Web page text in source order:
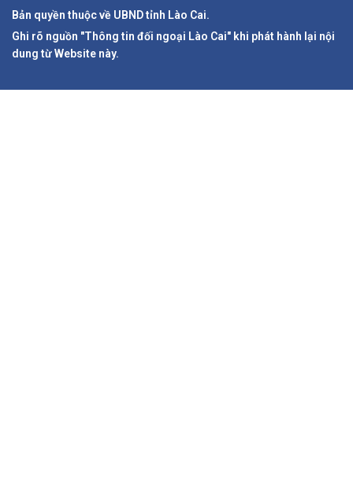
Bản quyền thuộc về UBND tỉnh Lào Cai.
Ghi rõ nguồn "Thông tin đối ngoại Lào Cai" khi phát hành lại nội
dung từ Website này.